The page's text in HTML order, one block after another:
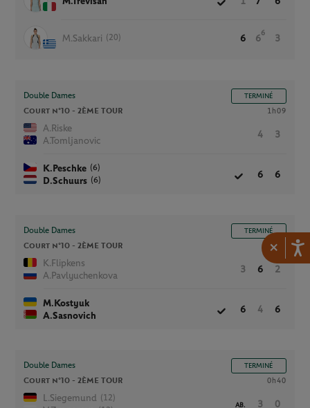
×
M.Sakkari (20) 6 6
6
3
Double Dames TERMINÉ
Court n°10 -2ÈME TOUR 1h09
A.Riske
A.Tomljanovic
4 3
K.Peschke (6)
D.Schuurs (6)
6 6
Double Dames TERMINÉ
Court n°10 -2ÈME TOUR 2h05
K.Flipkens
A.Pavlyuchenkova
3 6 2
M.Kostyuk
A.Sasnovich
6 4 6
Double Dames TERMINÉ
Court n°10 -2ÈME TOUR 0h40
L.Siegemund (12)
AB. 3 0